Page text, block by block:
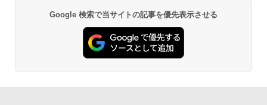
Google 検索で当サイトの記事を優先表示させる